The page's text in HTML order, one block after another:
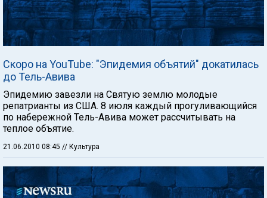
Cкоро на YouTube: "Эпидемия объятий" докатилась
до Тель-Авива
Эпидемию завезли на Святую землю молодые
репатрианты из США. 8 июля каждый прогуливающийся
по набережной Тель-Авива может рассчитывать на
теплое объятие.
21.06.2010 08:45 // Культура